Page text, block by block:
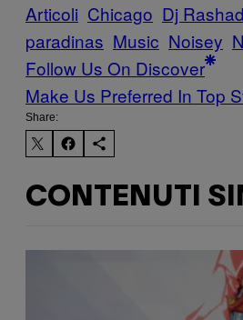
Articoli Chicago Dj Rashad
paradinas Music Noisey
Follow Us On Discover
Make Us Preferred In Top
Share:
CONTENUTI